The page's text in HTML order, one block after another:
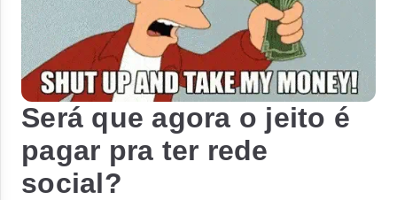
Será que agora o jeito é
pagar pra ter rede
social?